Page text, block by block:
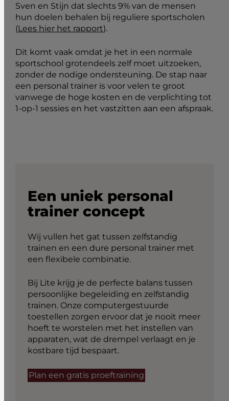
Sven en Stijn dat slechts 9% van de mensen
hun doelen behalen bij reguliere sportscholen
(Lees hier het rapport).
Dit komt vaak omdat je het in een normale
sportschool grotendeels zelf moet uitzoeken,
zonder de nodige ondersteuning. De stap naar
een personal trainer is voor velen te groot
vanwege de hoge kosten en de verplichting tot
1-op-1 sessies en het vastzitten aan een afspraak.
Een uniek personal
trainer concept
Wij vullen het gat tussen zelfstandig
trainen en een dure personal trainer met
een flexibele combinatie.
Bij Lite krijg je de perfecte balans tussen
persoonlijke begeleiding en zelfstandig
trainen. Onze computergestuurde
toestellen zorgen ervoor dat je nooit meer
hoeft te worstelen met het instellen van
apparaten, wat de drempel verlaagt en je
kostbare tijd bespaart.
Plan een gratis proeftraining